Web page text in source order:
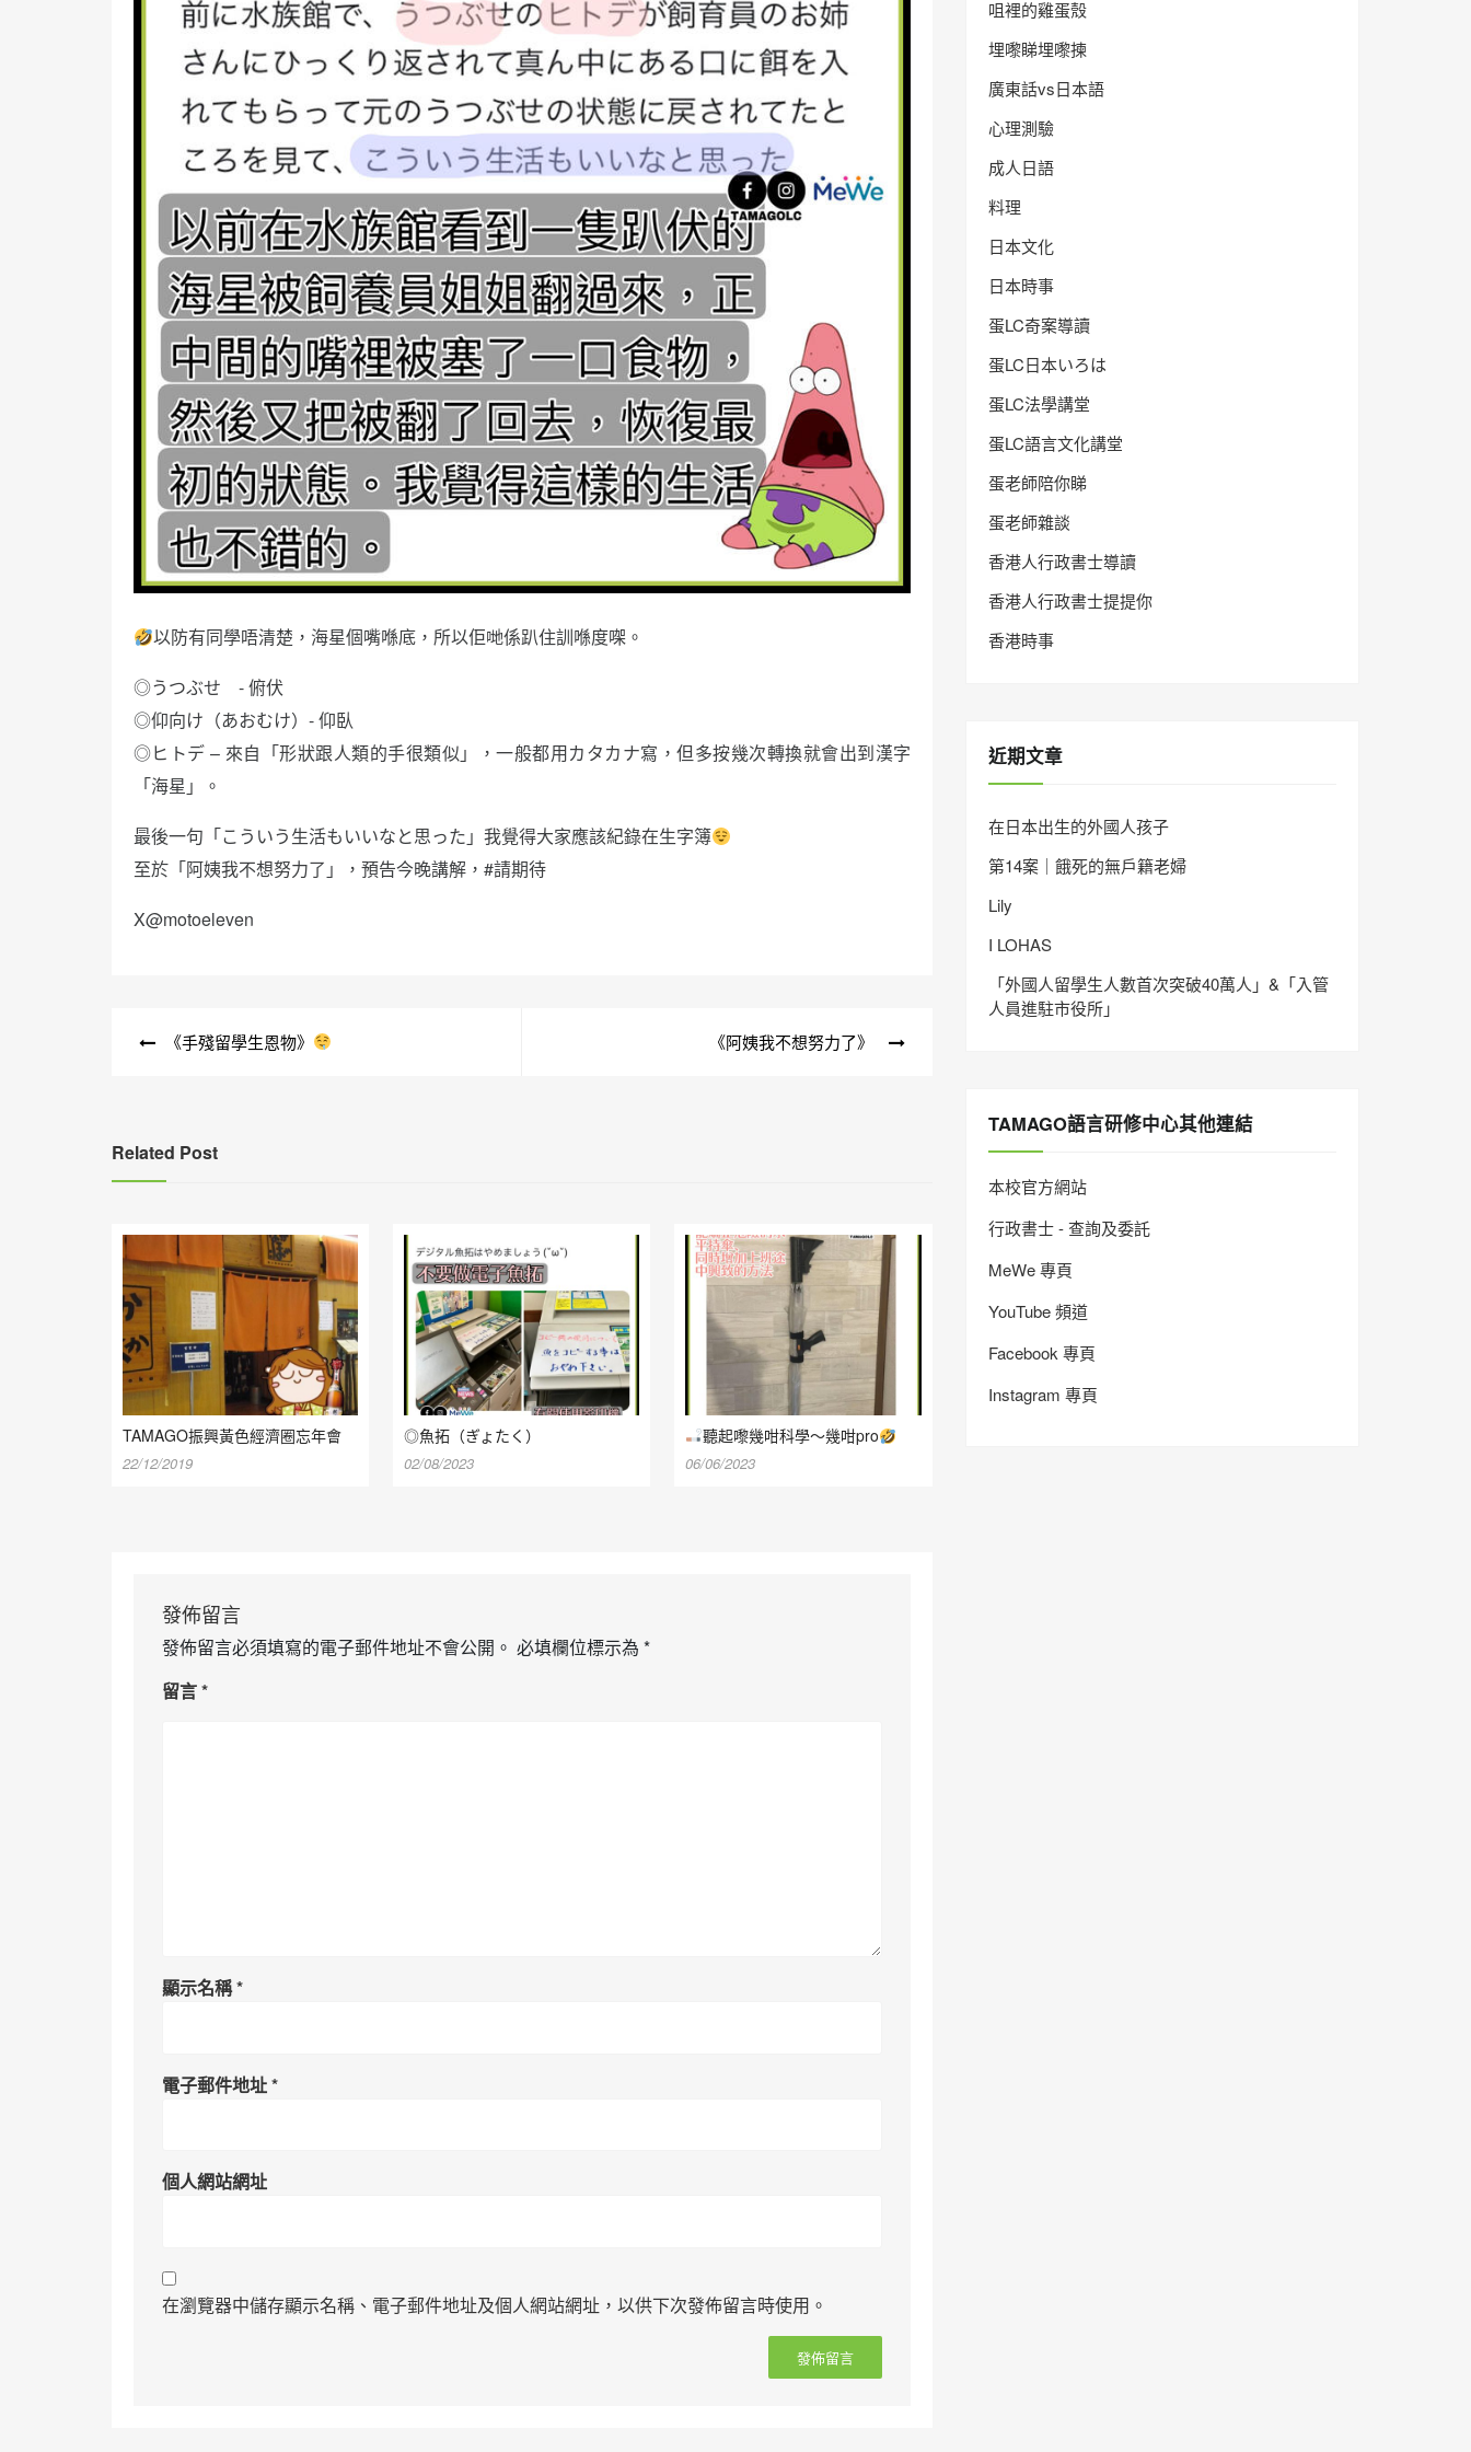
以防有同學唔清楚，海星個嘴喺底，所以佢哋係趴住訓喺度㗎。
◎うつぶせ - 俯伏
◎仰向け（あおむけ）- 仰臥
◎ヒトデ – 來自「形狀跟人類的手很類似」，一般都用カタカナ寫，但多按幾次轉換就會出到漢字
「海星」。
最後一句「こういう生活もいいなと思った」我覺得大家應該紀錄在生字簿
至於「阿姨我不想努力了」，預告今晚講解，#請期待
X@motoeleven
《手殘留學生恩物》 《阿姨我不想努力了》
Related Post
TAMAGO振興黃色經濟圈忘年會
22/12/2019
◎魚拓（ぎょたく）
02/08/2023
聽起嚟幾咁科學～幾咁pro
06/06/2023
發佈留言
發佈留言必須填寫的電子郵件地址不會公開。 必填欄位標示為 *
留言*
顯示名稱*
電子郵件地址*
個人網站網址
在瀏覽器中儲存顯示名稱、電子郵件地址及個人網站網址，以供下次發佈留言時使用。
咀裡的雞蛋殼
埋嚟睇埋嚟揀
廣東話vs日本語
心理測驗
成人日語
料理
日本文化
日本時事
蛋LC奇案導讀
蛋LC日本いろは
蛋LC法學講堂
蛋LC語言文化講堂
蛋老師陪你睇
蛋老師雜談
香港人行政書士導讀
香港人行政書士提提你
香港時事
近期文章
在日本出生的外國人孩子
第14案｜餓死的無戶籍老婦
Lily
I LOHAS
「外國人留學生人數首次突破40萬人」&「入管
人員進駐市役所」
TAMAGO語言研修中心其他連結
本校官方網站
行政書士 - 查詢及委託
MeWe 專頁
YouTube 頻道
Facebook 專頁
Instagram 專頁